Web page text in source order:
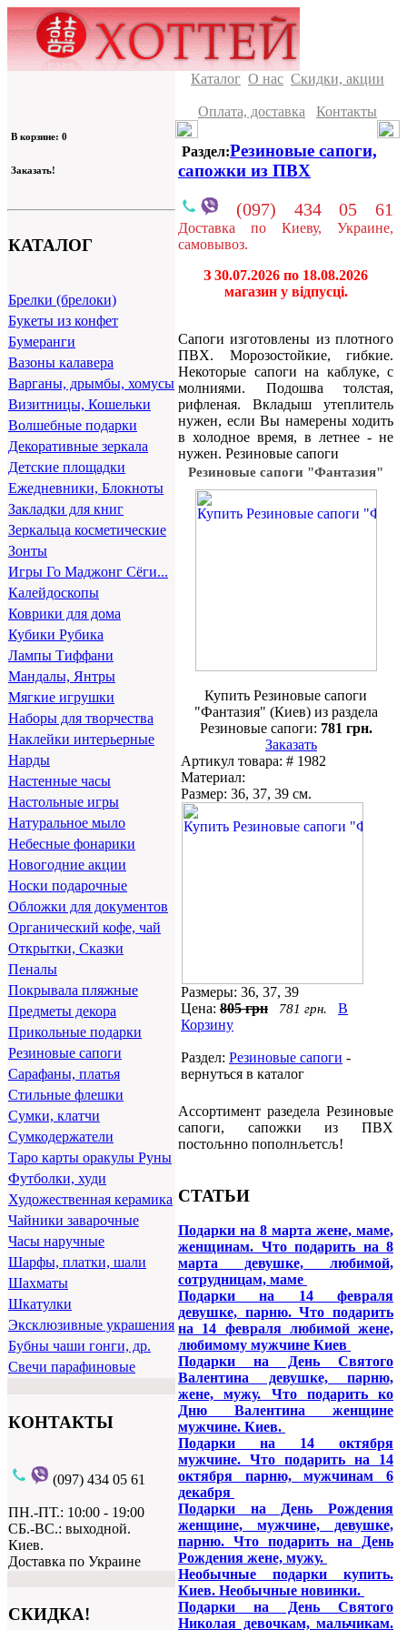
В корзине: 0
Заказать!
КАТАЛОГ
Брелки (брелоки)
Букеты из конфет
Бумеранги
Вазоны калавера
Варганы, дрымбы, хомусы
Визитницы, Кошельки
Волшебные подарки
Декоративные зеркала
Детские площадки
Ежедневники, Блокноты
Закладки для книг
Зеркальца косметические
Зонты
Игры Го Маджонг Сёги...
Калейдоскопы
Коврики для дома
Кубики Рубика
Лампы Тиффани
Мандалы, Янтры
Мягкие игрушки
Наборы для творчества
Наклейки интерьерные
Нарды
Настенные часы
Настольные игры
Натуральное мыло
Небесные фонарики
Новогодние акции
Носки подарочные
Обложки для документов
Органический кофе, чай
Открытки, Сказки
Пеналы
Покрывала пляжные
Предметы декора
Прикольные подарки
Резиновые сапоги
Сарафаны, платья
Стильные флешки
Сумки, клатчи
Сумкодержатели
Таро карты оракулы Руны
Футболки, худи
Художественная керамика
Чайники заварочные
Часы наручные
Шарфы, платки, шали
Шахматы
Шкатулки
Эксклюзивные украшения
Бубны чаши гонги, др.
Свечи парафиновые
КОНТАКТЫ
(097) 434 05 61
ПН.-ПТ.: 10:00 - 19:00
СБ.-ВС.: выходной.
Киев.
Доставка по Украине
СКИДКА!
Каталог О нас Скидки, акции
Оплата, доставка Контакты
Раздел:Резиновые сапоги,
сапожки из ПВХ
(097) 434 05 61
Доставка по Киеву, Украине,
самовывоз.
З 30.07.2026 по 18.08.2026
магазин у відпусці.
Сапоги изготовлены из плотного
ПВХ. Морозостойкие, гибкие.
Некоторые сапоги на каблуке, с
молниями. Подошва толстая,
рифленая. Вкладыш утеплитель
нужен, если Вы намерены ходить
в холодное время, в летнее - не
нужен. Резиновые сапоги
Резиновые сапоги "Фантазия"
Купить Резиновые сапоги
"Фантазия" (Киев) из раздела
Резиновые сапоги: 781 грн.
Заказать
Артикул товара: # 1982
Материал:
Размер: 36, 37, 39 см.
Размеры: 36, 37, 39
Цена: 805 грн 781 грн.
В
Корзину
Раздел: Резиновые сапоги -
вернуться в каталог
Ассортимент разедела Резиновые
сапоги, сапожки из ПВХ
постољнно пополнљетсљ!
СТАТЬИ
Подарки на 8 марта жене, маме,
женщинам. Что подарить на 8
марта девушке, любимой,
сотрудницам, маме
Подарки на 14 февраля
девушке, парню. Что подарить
на 14 февраля любимой жене,
любимому мужчине Киев
Подарки на День Святого
Валентина девушке, парню,
жене, мужу. Что подарить ко
Дню Валентина женщине
мужчине. Киев.
Подарки на 14 октября
мужчине. Что подарить на 14
октября парню, мужчинам 6
декабря
Подарки на День Рождения
женщине, мужчине, девушке,
парню. Что подарить на День
Рождения жене, мужу.
Необычные подарки купить.
Киев. Необычные новинки.
Подарки на День Святого
Николая девочкам, мальчикам.